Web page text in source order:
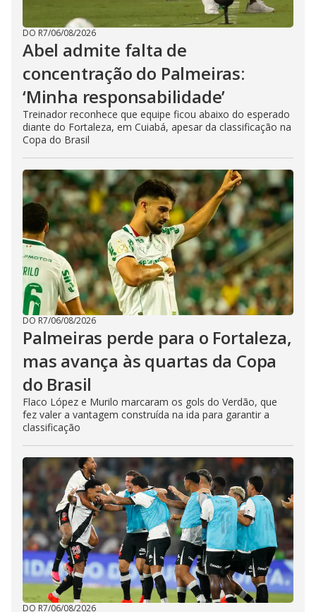
DO R7/06/08/2026
Abel admite falta de
concentração do Palmeiras:
‘Minha responsabilidade’
Treinador reconhece que equipe ficou abaixo do esperado
diante do Fortaleza, em Cuiabá, apesar da classificação na
Copa do Brasil
DO R7/06/08/2026
Palmeiras perde para o Fortaleza,
mas avança às quartas da Copa
do Brasil
Flaco López e Murilo marcaram os gols do Verdão, que
fez valer a vantagem construída na ida para garantir a
classificação
DO R7/06/08/2026